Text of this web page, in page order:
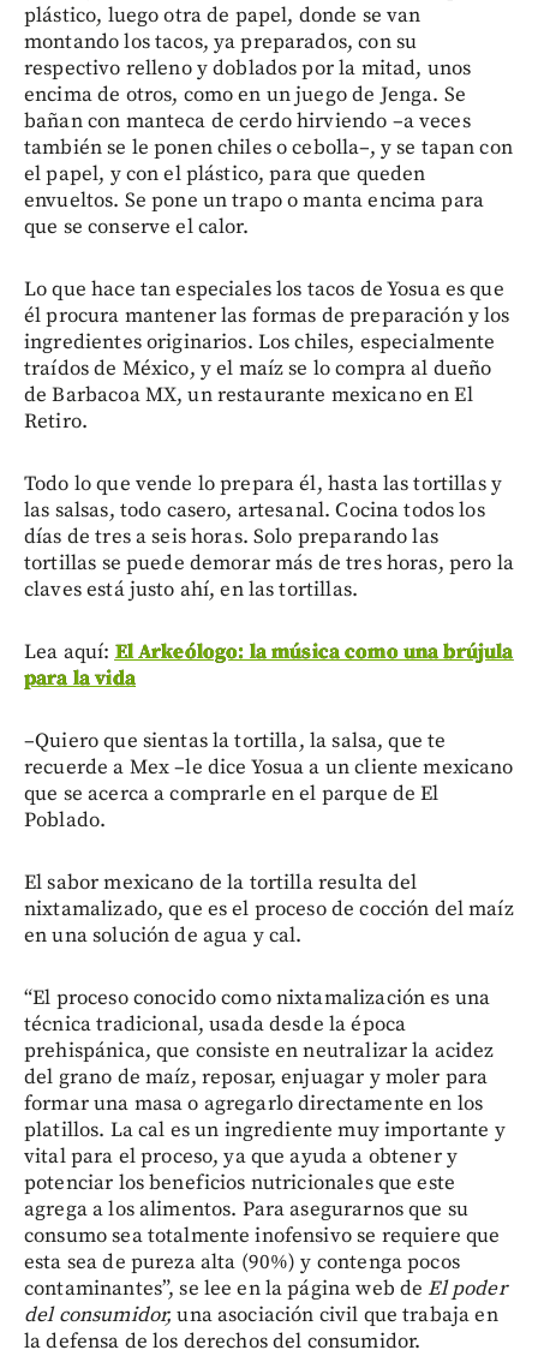
plástico, luego otra de papel, donde se van
montando los tacos, ya preparados, con su
respectivo relleno y doblados por la mitad, unos
encima de otros, como en un juego de Jenga. Se
bañan con manteca de cerdo hirviendo –a veces
también se le ponen chiles o cebolla–, y se tapan con
el papel, y con el plástico, para que queden
envueltos. Se pone un trapo o manta encima para
que se conserve el calor.
Lo que hace tan especiales los tacos de Yosua es que
él procura mantener las formas de preparación y los
ingredientes originarios. Los chiles, especialmente
traídos de México, y el maíz se lo compra al dueño
de Barbacoa MX, un restaurante mexicano en El
Retiro.
Todo lo que vende lo prepara él, hasta las tortillas y
las salsas, todo casero, artesanal. Cocina todos los
días de tres a seis horas. Solo preparando las
tortillas se puede demorar más de tres horas, pero la
claves está justo ahí, en las tortillas.
Lea aquí: El Arkeólogo: la música como una brújula
para la vida
–Quiero que sientas la tortilla, la salsa, que te
recuerde a Mex –le dice Yosua a un cliente mexicano
que se acerca a comprarle en el parque de El
Poblado.
El sabor mexicano de la tortilla resulta del
nixtamalizado, que es el proceso de cocción del maíz
en una solución de agua y cal.
“El proceso conocido como nixtamalización es una
técnica tradicional, usada desde la época
prehispánica, que consiste en neutralizar la acidez
del grano de maíz, reposar, enjuagar y moler para
formar una masa o agregarlo directamente en los
platillos. La cal es un ingrediente muy importante y
vital para el proceso, ya que ayuda a obtener y
potenciar los beneficios nutricionales que este
agrega a los alimentos. Para asegurarnos que su
consumo sea totalmente inofensivo se requiere que
esta sea de pureza alta (90%) y contenga pocos
contaminantes”, se lee en la página web deEl poder
del consumidor, una asociación civil que trabaja en
la defensa de los derechos del consumidor.